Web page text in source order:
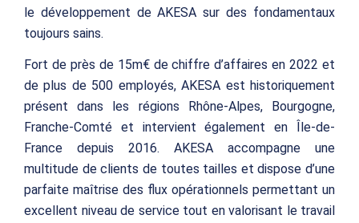
le développement de AKESA sur des fondamentaux
toujours sains.
Fort de près de 15m€ de chiffre d’affaires en 2022 et
de plus de 500 employés, AKESA est historiquement
présent dans les régions Rhône-Alpes, Bourgogne,
Franche-Comté et intervient également en Île-de-
France depuis 2016. AKESA accompagne une
multitude de clients de toutes tailles et dispose d’une
parfaite maîtrise des flux opérationnels permettant un
excellent niveau de service tout en valorisant le travail